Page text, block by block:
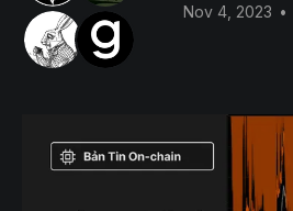
Nov 4, 2023 •